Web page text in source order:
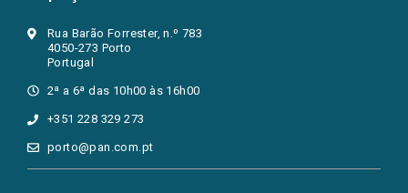
Rua Barão Forrester, n.º 783
4050-273 Porto
Portugal
2ª a 6ª das 10h00 às 16h00
+351 228 329 273
porto@pan.com.pt